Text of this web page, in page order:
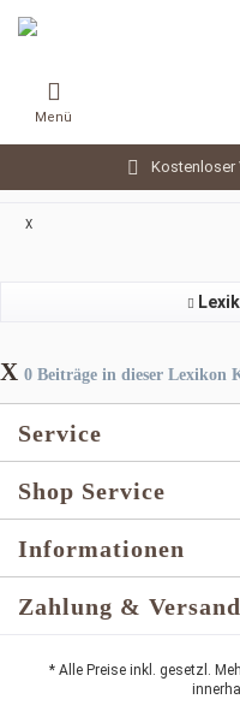
Kostenloser
Menü
X
X 0 Beiträge in dieser Lexikon
Service
Shop Service
Informationen
Zahlung & Versand
* Alle Preise inkl. gesetzl.